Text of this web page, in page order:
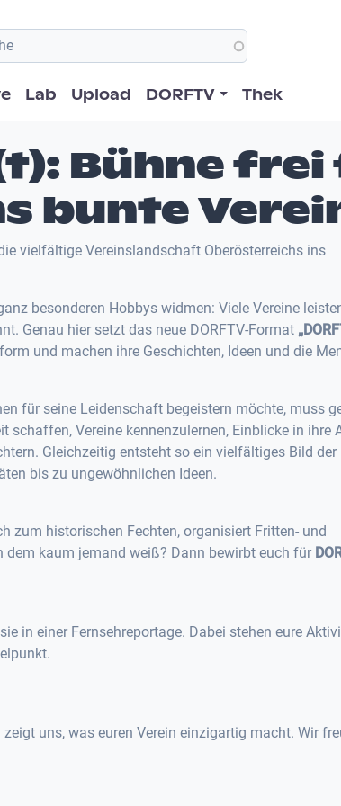
Lab Upload DORFTV Thek
Bühne
bunte
vielfältige Vereinslandschaft Oberösterreichs ins
besonderen Hobbys widmen: Viele Vereine
Genau hier setzt das neue DORFTV-Format
und machen ihre Geschichten, Ideen und die
für seine Leidenschaft begeistern möchte, muss
schaffen, Vereine kennenzulernen, Einblicke in ihre
Gleichzeitig entsteht so ein vielfältiges Bild der
bis zu ungewöhnlichen Ideen.
zum historischen Fechten, organisiert Fritten- und
kaum jemand weiß? Dann bewirbt euch für
in einer Fernsehreportage. Dabei stehen eure
uns, was euren Verein einzigartig macht. Wir